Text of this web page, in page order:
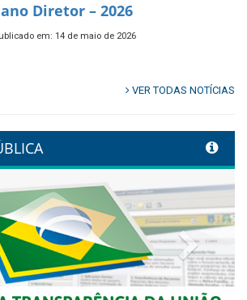
Diretor – 2026
em: 14 de maio de 2026
VER TODAS NOTÍCIAS
Next